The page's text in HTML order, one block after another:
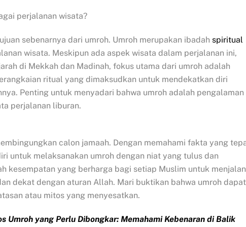
perjalanan wisata?
sebenarnya dari umroh. Umroh merupakan ibadah spiritual
wisata. Meskipun ada aspek wisata dalam perjalanan ini,
di Mekkah dan Madinah, fokus utama dari umroh adalah
ritual yang dimaksudkan untuk mendekatkan diri
Penting untuk menyadari bahwa umroh adalah pengalaman
perjalanan liburan.
calon jamaah. Dengan memahami fakta yang
untuk melaksanakan umroh dengan niat yang tulus dan
kesempatan yang berharga bagi setiap Muslim untuk
dekat dengan aturan Allah. Mari buktikan bahwa umroh dapat
atau mitos yang menyesatkan.
Umroh yang Perlu Dibongkar: Memahami Kebenaran di Balik